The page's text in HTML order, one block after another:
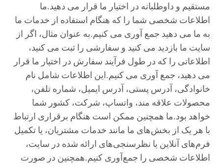
مستقیم و داوطلبانه در اختیار ما قرار می دهید.ما
اطلاعات شخصی شما را که هنگام استفاده از خدمات ما
به ما می دهید جمع آوری می کنیم.به عنوان مثال، اگر از
سایت ما بازدید می کنید و سفارشی را ثبت می کنید،
اطلاعاتی را که در طول فرآیند سفارش در اختیار ما قرار
می دهید، جمع آوری می کنیم.این اطلاعات شامل نام
خانوادگی، آدرس پستی، آدرس ایمیل، شماره تلفن،
محصولات علاقه مند، واتساپ، شرکت، کشور شما
خواهد بود.ما همچنین ممکن است هنگام برقراری ارتباط
با هر یک از بخش‌های ما مانند خدمات مشتریان، یا تکمیل
فرم‌های آنلاین یا نظرسنجی‌های ارائه شده در سایت،
اطلاعات شخصی را جمع‌آوری کنیم.همچنین در صورت